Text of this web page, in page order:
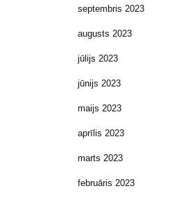
septembris 2023
augusts 2023
jūlijs 2023
jūnijs 2023
maijs 2023
aprīlis 2023
marts 2023
februāris 2023